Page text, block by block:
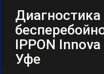
Диагностика
IPPON
Уфе